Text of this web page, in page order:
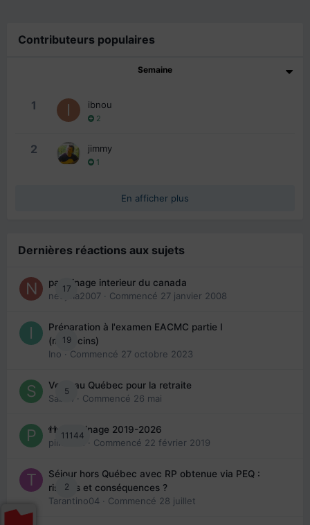
Contributeurs populaires
Semaine
1 ibnou
2
2 jimmy
1
En afficher plus
Dernières réactions aux sujets
17
parrainage interieur du canada
nedjma2007 · Commencé 27 janvier 2008
19
Préparation à l'examen EACMC partie I
(médecins)
Ino · Commencé 27 octobre 2023
5
Venir au Québec pour la retraite
Sab74
· Commencé 26 mai
11144
👬 Parrainage 2019-2026
piinoush
· Commencé 22 février 2019
2
Séjour hors Québec avec RP obtenue via PEQ :
risques et conséquences ?
Tarantino04 · Commencé 28 juillet